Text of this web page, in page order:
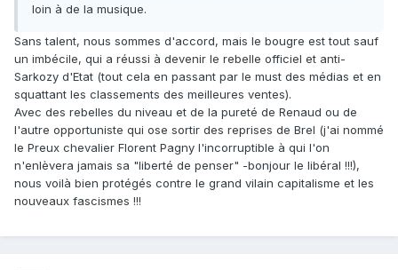
loin à de la musique.
Sans talent, nous sommes d'accord, mais le bougre est tout sauf
un imbécile, qui a réussi à devenir le rebelle officiel et anti-
Sarkozy d'Etat (tout cela en passant par le must des médias et en
squattant les classements des meilleures ventes).
Avec des rebelles du niveau et de la pureté de Renaud ou de
l'autre opportuniste qui ose sortir des reprises de Brel (j'ai nommé
le Preux chevalier Florent Pagny l'incorruptible à qui l'on
n'enlèvera jamais sa "liberté de penser" -bonjour le libéral !!!),
nous voilà bien protégés contre le grand vilain capitalisme et les
nouveaux fascismes !!!